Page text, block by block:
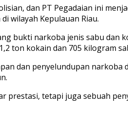
dan PT Pegadaian ini
wilayah Kepulauan Riau.
bukti narkoba jenis sabu dan
ton kokain dan 705 kilogram
dan penyelundupan
prestasi, tetapi juga sebuah